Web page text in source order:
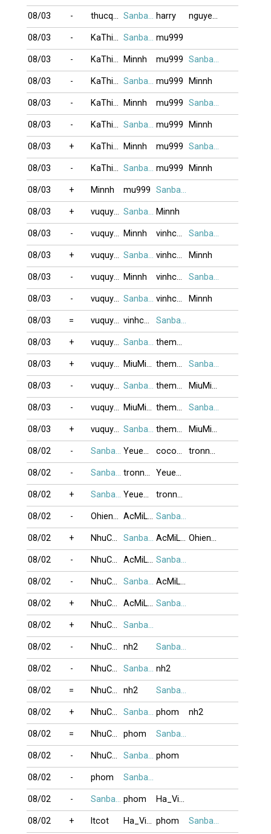
08/03 - thucquan Sanbangtatca harry nguyenp9
08/03 - KaThi123 Sanbangtatca mu999
08/03 - KaThi123 Minnh mu999 Sanbangtatca
08/03 - KaThi123 Sanbangtatca mu999 Minnh
08/03 - KaThi123 Minnh mu999 Sanbangtatca
08/03 - KaThi123 Sanbangtatca mu999 Minnh
08/03 + KaThi123 Minnh mu999 Sanbangtatca
08/03 - KaThi123 Sanbangtatca mu999 Minnh
08/03 + Minnh mu999 Sanbangtatca
08/03 + vuquyteo12 Sanbangtatca Minnh
08/03 - vuquyteo12 Minnh vinhcaoboi Sanbangtatca
08/03 + vuquyteo12 Sanbangtatca vinhcaoboi Minnh
08/03 - vuquyteo12 Minnh vinhcaoboi Sanbangtatca
08/03 - vuquyteo12 Sanbangtatca vinhcaoboi Minnh
08/03 = vuquyteo12 vinhcaoboi Sanbangtatca
08/03 + vuquyteo12 Sanbangtatca theman82
08/03 + vuquyteo12 MiuMiuvuive theman82 Sanbangtatca
08/03 - vuquyteo12 Sanbangtatca theman82 MiuMiuvuive
08/03 - vuquyteo12 MiuMiuvuive theman82 Sanbangtatca
08/03 + vuquyteo12 Sanbangtatca theman82 MiuMiuvuive
08/02 - Sanbangtatca Yeuemamtham cocoon tronnhutrang
08/02 - Sanbangtatca tronnhutrang Yeuemamtham
08/02 + Sanbangtatca Yeuemamtham tronnhutrang
08/02 - Ohienglanh AcMiLan Sanbangtatca
08/02 + NhuCuong_88 Sanbangtatca AcMiLan Ohienglanh
08/02 - NhuCuong_88 AcMiLan Sanbangtatca
08/02 - NhuCuong_88 Sanbangtatca AcMiLan
08/02 + NhuCuong_88 AcMiLan Sanbangtatca
08/02 + NhuCuong_88 Sanbangtatca
08/02 - NhuCuong_88 nh2 Sanbangtatca
08/02 - NhuCuong_88 Sanbangtatca nh2
08/02 = NhuCuong_88 nh2 Sanbangtatca
08/02 + NhuCuong_88 Sanbangtatca phom nh2
08/02 = NhuCuong_88 phom Sanbangtatca
08/02 - NhuCuong_88 Sanbangtatca phom
08/02 - phom Sanbangtatca
08/02 - Sanbangtatca phom Ha_VietHoang
08/02 + ltcot Ha_VietHoang phom Sanbangtatca